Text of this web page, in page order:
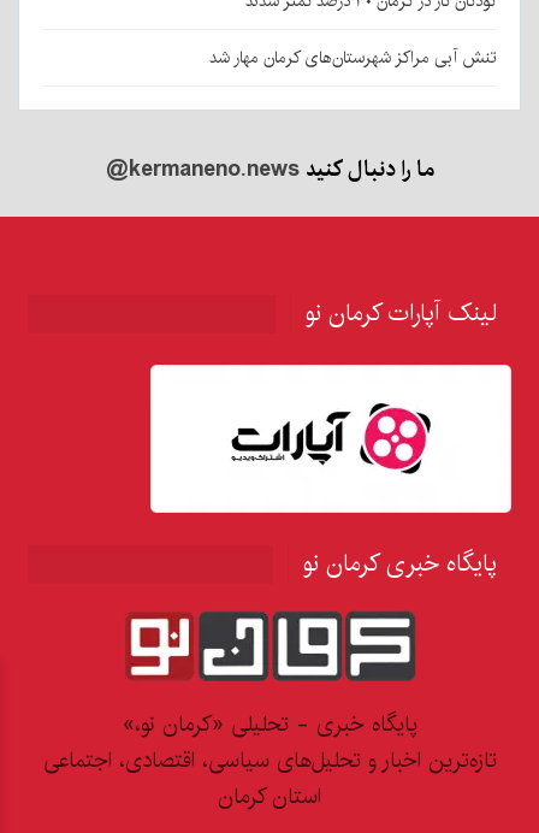
تنش آبی مراکز شهرستان‌های کرمان مهار شد
ما را دنبال کنید@kermaneno.news
لینک آپارات کرمان نو
پایگاه خبری کرمان نو
پایگاه خبری - تحلیلی «کرمان نو،»
تازه‌ترین اخبار و تحلیل‌های سیاسی، اقتصادی، اجتماعی
استان کرمان